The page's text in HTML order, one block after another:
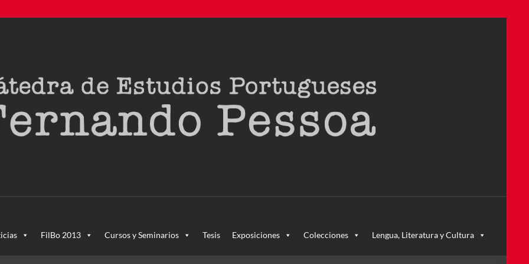
FilBo 2013 Cursos y Seminarios Tesis Exposiciones Colecciones Lengua, Literatura y Cultura